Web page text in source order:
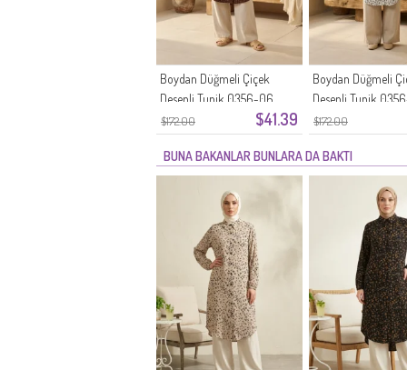
$172.00 $41.39
Boydan Düğmeli Çiçek
Desenli Tunik 0356-06
Kahverengi
$172.00
Boydan Düğmeli
Desenli Tunik
BUNA BAKANLAR BUNLARA DA BAKTI